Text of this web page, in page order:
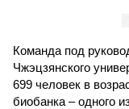
Команда под
Чжэцзянского
699 человек в
биобанка – одного